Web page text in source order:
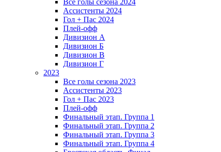
Все голы сезона 2024
Ассистенты 2024
Гол + Пас 2024
Плей-офф
Дивизион A
Дивизион Б
Дивизион В
Дивизион Г
2023
Все голы сезона 2023
Ассистенты 2023
Гол + Пас 2023
Плей-офф
Финальный этап. Группа 1
Финальный этап. Группа 2
Финальный этап. Группа 3
Финальный этап. Группа 4